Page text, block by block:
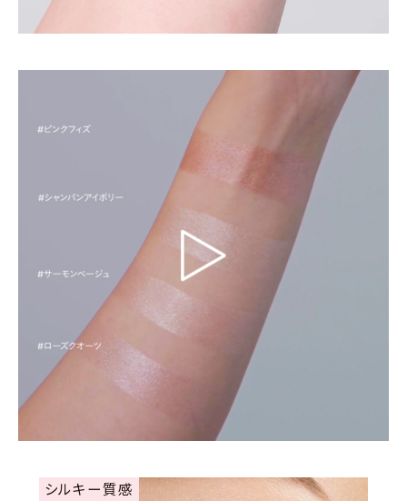
シルキー質感